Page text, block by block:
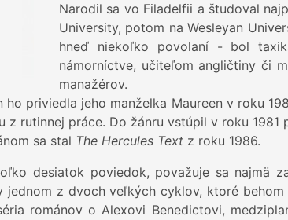
Narodil sa vo Filadelfii a študoval
University, potom na Wesleyan
hneď niekoľko povolaní - bol
námorníctve, učiteľom angličtiny či
manažérov.
ho priviedla jeho manželka Maureen v roku
z rutinnej práce. Do žánru vstúpil v roku 1981
sa stal The Hercules Text z roku 1986.
desiatok poviedok, považuje sa najmä
jednom z dvoch veľkých cyklov, ktoré
románov o Alexovi Benedictovi,